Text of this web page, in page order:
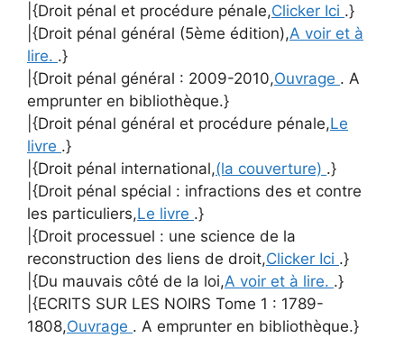
|{Droit pénal et procédure pénale,Clicker Ici .}
|{Droit pénal général (5ème édition),A voir et à
lire. .}
|{Droit pénal général : 2009-2010,Ouvrage . A
emprunter en bibliothèque.}
|{Droit pénal général et procédure pénale,Le
livre .}
|{Droit pénal international,(la couverture) .}
|{Droit pénal spécial : infractions des et contre
les particuliers,Le livre .}
|{Droit processuel : une science de la
reconstruction des liens de droit,Clicker Ici .}
|{Du mauvais côté de la loi,A voir et à lire. .}
|{ECRITS SUR LES NOIRS Tome 1 : 1789-
1808,Ouvrage . A emprunter en bibliothèque.}